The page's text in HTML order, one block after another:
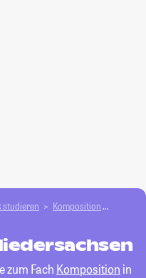
studieren Komposition
zum Fach Komposition in